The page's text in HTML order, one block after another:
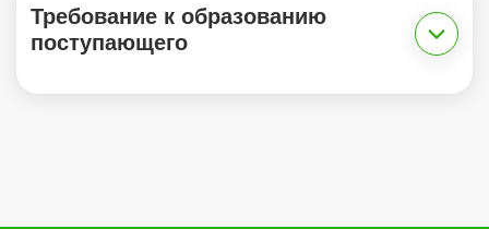
Требование к образованию
поступающего